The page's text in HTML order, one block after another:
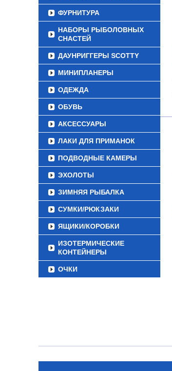
ФУРНИТУРА
НАБОРЫ РЫБОЛОВНЫХ
СНАСТЕЙ
ДАУНРИГГЕРЫ SCOTTY
МИНИПЛАНЕРЫ
ОДЕЖДА
ОБУВЬ
АКСЕССУАРЫ
ЛАКИ ДЛЯ ПРИМАНОК
ПОДВОДНЫЕ КАМЕРЫ
ЭХОЛОТЫ
ЗИМНЯЯ РЫБАЛКА
СУМКИ/РЮКЗАКИ
ЯЩИКИ/КОРОБКИ
ИЗОТЕРМИЧЕСКИЕ
КОНТЕЙНЕРЫ
ОЧКИ